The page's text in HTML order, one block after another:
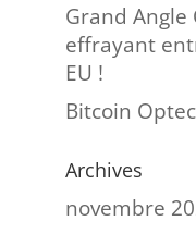
Grand Angle
effrayant
EU !
Bitcoin
Archives
novembre